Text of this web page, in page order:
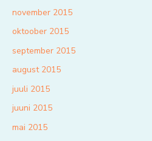
november 2015
oktoober 2015
september 2015
august 2015
juuli 2015
juuni 2015
mai 2015